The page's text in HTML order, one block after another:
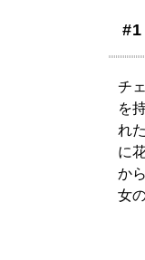
チ
を
れ
に
か
女